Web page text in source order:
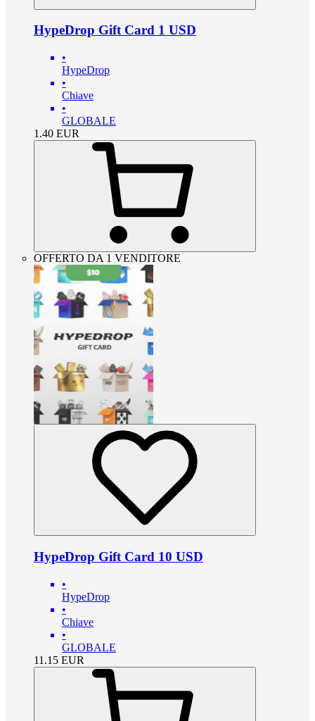
HypeDrop Gift Card 1 USD
•
HypeDrop
•
Chiave
•
GLOBALE
1.40 EUR
OFFERTO DA 1 VENDITORE
HypeDrop Gift Card 10 USD
•
HypeDrop
•
Chiave
•
GLOBALE
11.15 EUR